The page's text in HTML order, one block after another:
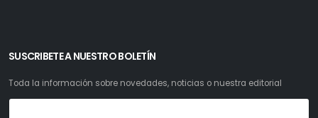
SUSCRIBETE A NUESTRO BOLETÍN
Toda la información sobre novedades, noticias o nuestra editorial